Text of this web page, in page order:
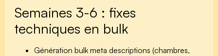
Semaines 3-6 : fixes
techniques en bulk
Génération bulk meta descriptions (chambres,